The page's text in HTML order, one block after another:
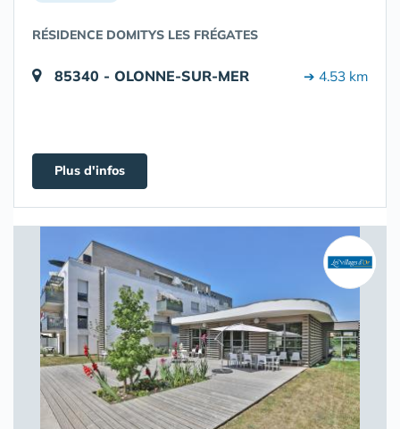
RÉSIDENCE DOMITYS LES FRÉGATES
85340 - OLONNE-SUR-MER ➔ 4.53 km
Plus d'infos